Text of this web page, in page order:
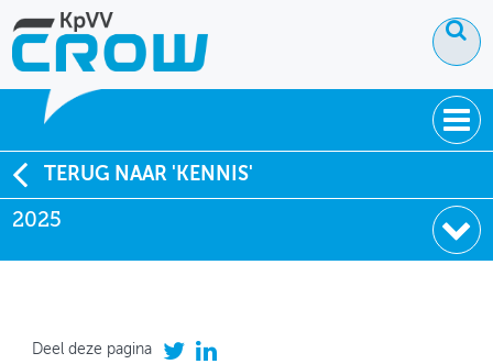
OVER KPVV
NIEUWS
KENNIS
TERUG NAAR 'KENNIS'
2025
Deel deze pagina